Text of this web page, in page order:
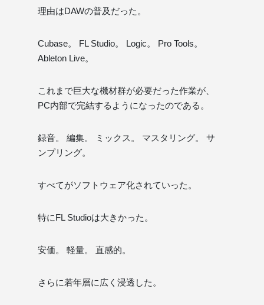
理由はDAWの普及だった。
Cubase。 FL Studio。 Logic。 Pro Tools。
Ableton Live。
これまで巨大な機材群が必要だった作業が、
PC内部で完結するようになったのである。
録音。 編集。 ミックス。 マスタリング。 サ
ンプリング。
すべてがソフトウェア化されていった。
特にFL Studioは大きかった。
安価。 軽量。 直感的。
さらに若年層に広く浸透した。